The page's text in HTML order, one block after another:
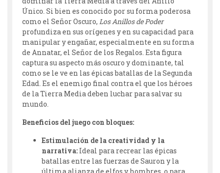
Único. Si bien es conocido por su forma poderosa
como el Señor Oscuro, Los Anillos de Poder
profundiza en sus orígenes y en su capacidad para
manipular y engañar, especialmente en su forma
de Annatar, el Señor de los Regalos. Esta figura
captura su aspecto más oscuro y dominante, tal
como se le ve en las épicas batallas de la Segunda
Edad. Es el enemigo final contra el que los héroes
de la Tierra Media deben luchar para salvar su
mundo.
Beneficios del juego con bloques:
Estimulación de la creatividad y la
narrativa: Ideal para recrear las épicas
batallas entre las fuerzas de Sauron y la